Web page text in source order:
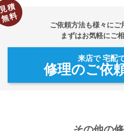
ご依頼方法も様々にご
まずはお気軽にご
来店で 宅配
修理のご依
積
無料